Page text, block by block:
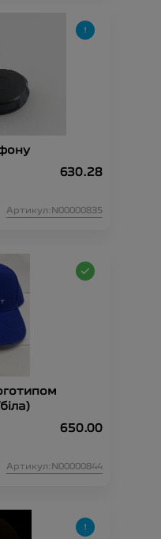
630.28
Артикул:N00000835
650.00
Артикул:N00000844